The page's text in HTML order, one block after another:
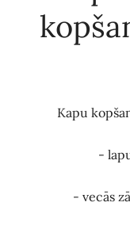
Kapu
-
- vecās